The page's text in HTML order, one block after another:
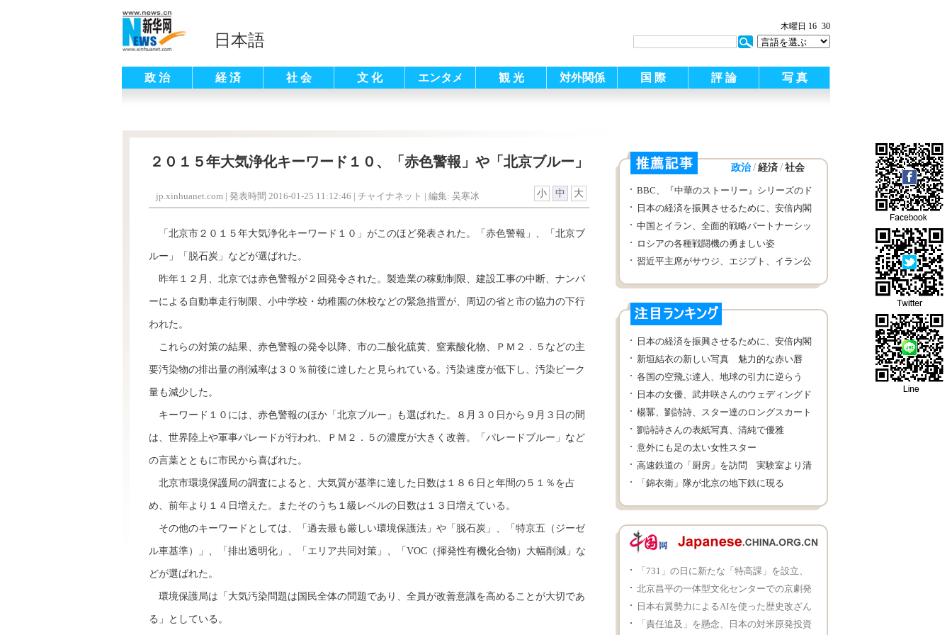
日本語
木曜日 16 30
政 治 経 済 社 会 文 化 エンタメ 観 光 対外関係 国 際 評 論 写 真
２０１５年大気浄化キーワード１０、「赤色警報」や「北京ブルー」
jp.xinhuanet.com | 発表時間 2016-01-25 11:12:46 | チャイナネット | 編集: 吴寒冰 小 中 大
「北京市２０１５年大気浄化キーワード１０」がこのほど発表された。「赤色警報」、「北京ブ
ルー」「脱石炭」などが選ばれた。
昨年１２月、北京では赤色警報が２回発令された。製造業の稼動制限、建設工事の中断、ナンバ
ーによる自動車走行制限、小中学校・幼稚園の休校などの緊急措置が、周辺の省と市の協力の下行
われた。
これらの対策の結果、赤色警報の発令以降、市の二酸化硫黄、窒素酸化物、ＰＭ２．５などの主
要汚染物の排出量の削減率は３０％前後に達したと見られている。汚染速度が低下し、汚染ピーク
量も減少した。
キーワード１０には、赤色警報のほか「北京ブルー」も選ばれた。８月３０日から９月３日の間
は、世界陸上や軍事パレードが行われ、ＰＭ２．５の濃度が大きく改善。「パレードブルー」など
の言葉とともに市民から喜ばれた。
北京市環境保護局の調査によると、大気質が基準に達した日数は１８６日と年間の５１％を占
め、前年より１４日増えた。またそのうち１級レベルの日数は１３日増えている。
その他のキーワードとしては、「過去最も厳しい環境保護法」や「脱石炭」、「特京五（ジーゼ
ル車基準）」、「排出透明化」、「エリア共同対策」、「VOC（揮発性有機化合物）大幅削減」な
どが選ばれた。
環境保護局は「大気汚染問題は国民全体の問題であり、全員が改善意識を高めることが大切であ
る」としている。
政治 / 経済 / 社会
BBC、『中華のストーリー』シリーズのド
キュメンタリー番組を放送
日本の経済を振興させるために、安倍内閣
3年間にどんな努力をしたのか
中国とイラン、全面的戦略パートナーシッ
プの確立で合意
ロシアの各種戦闘機の勇ましい姿
習近平主席がサウジ、エジプト、イラン公
日本の経済を振興させるために、安倍内閣
3年間にどんな努力をしたのか
新垣結衣の新しい写真 魅力的な赤い唇
各国の空飛ぶ達人、地球の引力に逆らう
日本の女優、武井咲さんのウェディングド
レス写真
楊冪、劉詩詩、スター達のロングスカート
PK
劉詩詩さんの表紙写真、清純で優雅
意外にも足の太い女性スター
高速鉄道の「厨房」を訪問 実験室より清
潔「錦衣衛」隊が北京の地下鉄に現る